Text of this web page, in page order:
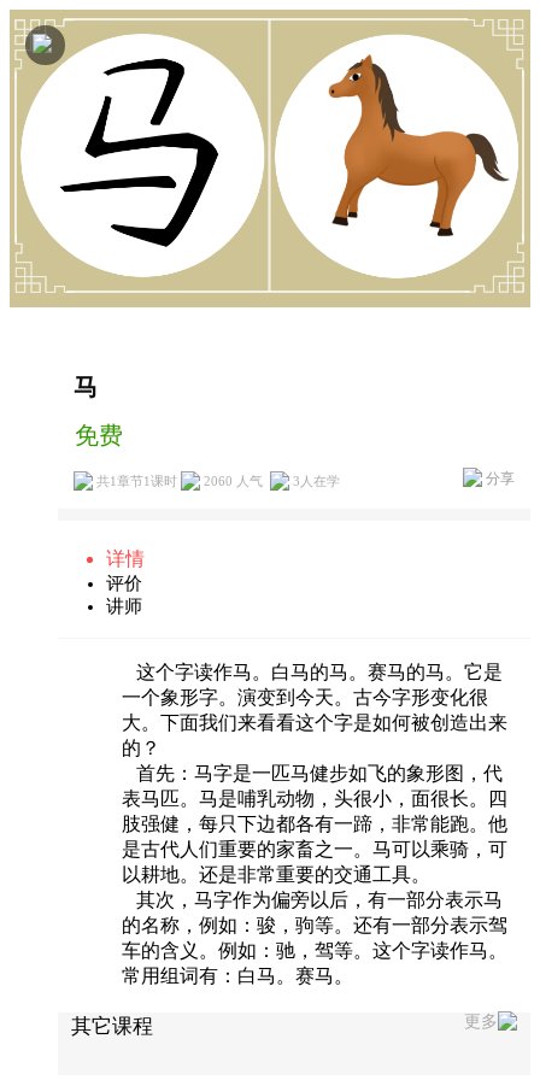
马
分享
免费
共1章节1课时 2060 人气 3 人在学
详情
评价
讲师
这个字读作马。白马的马。赛马的马。它是
一个象形字。演变到今天。古今字形变化很
大。下面我们来看看这个字是如何被创造出来
的？
首先：马字是一匹马健步如飞的象形图，代
表马匹。马是哺乳动物，头很小，面很长。四
肢强健，每只下边都各有一蹄，非常能跑。他
是古代人们重要的家畜之一。马可以乘骑，可
以耕地。还是非常重要的交通工具。
其次，马字作为偏旁以后，有一部分表示马
的名称，例如：骏，驹等。还有一部分表示驾
车的含义。例如：驰，驾等。这个字读作马。
常用组词有：白马。赛马。
更多
其它课程